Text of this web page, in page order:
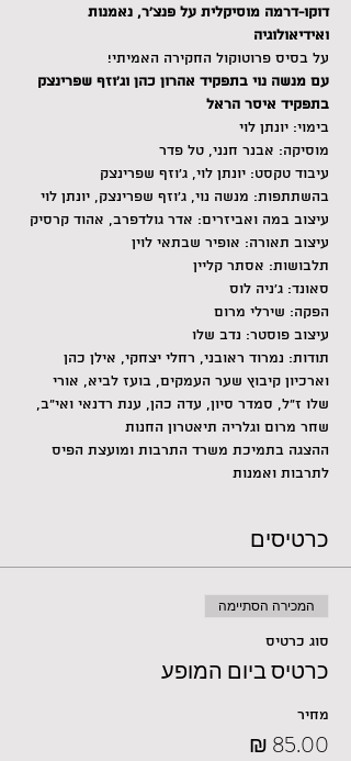
דוקו-דרמה מוסיקלית על פנצ'ר, נאמנות
ואידיאולוגיה
על בסיס פרוטוקול החקירה האמיתי!
עם מנשה נוי בתפקיד אהרון כהן וג'וזף שפרינצק
בתפקיד איסר הראל
בימוי: יונתן לוי
מוסיקה: אבנר חנני, טל פדר
עיבוד טקסט: יונתן לוי, ג׳וזף שפרינצק
בהשתתפות: מנשה נוי, ג׳וזף שפרינצק, יונתן לוי
עיצוב במה ואביזרים: אדר גולדפרב, אהוד קרסיק
עיצוב תאורה: אופיר שבתאי לוין
תלבושות: אסתר קליין
סאונד: ג'ניה לוס
הפקה: שירלי מרום
עיצוב פוסטר: נדב שלו
תודות: נמרוד ראובני, רחלי יצחקי, אילן כהן
וארכיון קיבוץ שער העמקים, בועז לביא, אורי
שלו ז״ל, סמדר סיון, עדה כהן, ענת רדנאי ואי״ב,
שחר מרום וגלריה תיאטרון החנות
ההצגה בתמיכת משרד התרבות ומועצת הפיס
לתרבות ואמנות
כרטיסים
המכירה הסתיימה
סוג כרטיס
כרטיס ביום המופע
מחיר